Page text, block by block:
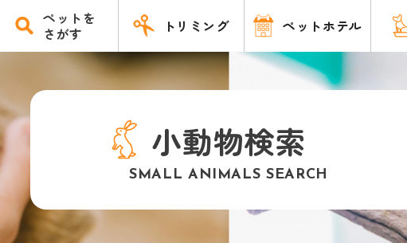
ペットを
さがす
トリミング ペットホテル
小動物検索
SMALL ANIMALS SEARCH